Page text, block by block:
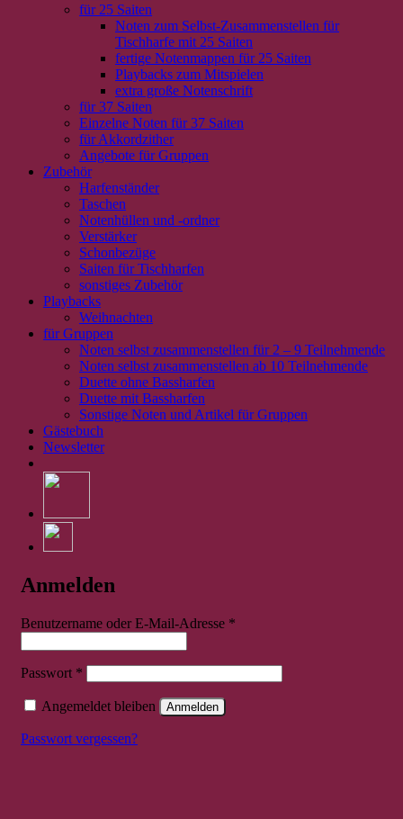
für 25 Saiten
Noten zum Selbst-Zusammenstellen für
Tischharfe mit 25 Saiten
fertige Notenmappen für 25 Saiten
Playbacks zum Mitspielen
extra große Notenschrift
für 37 Saiten
Einzelne Noten für 37 Saiten
für Akkordzither
Angebote für Gruppen
Zubehör
Harfenständer
Taschen
Notenhüllen und -ordner
Verstärker
Schonbezüge
Saiten für Tischharfen
sonstiges Zubehör
Playbacks
Weihnachten
für Gruppen
Noten selbst zusammenstellen für 2 – 9 Teilnehmende
Noten selbst zusammenstellen ab 10 Teilnehmende
Duette ohne Bassharfen
Duette mit Bassharfen
Sonstige Noten und Artikel für Gruppen
Gästebuch
Newsletter
Anmelden
Benutzername oder E-Mail-Adresse *
Passwort *
Angemeldet bleiben Anmelden
Passwort vergessen?